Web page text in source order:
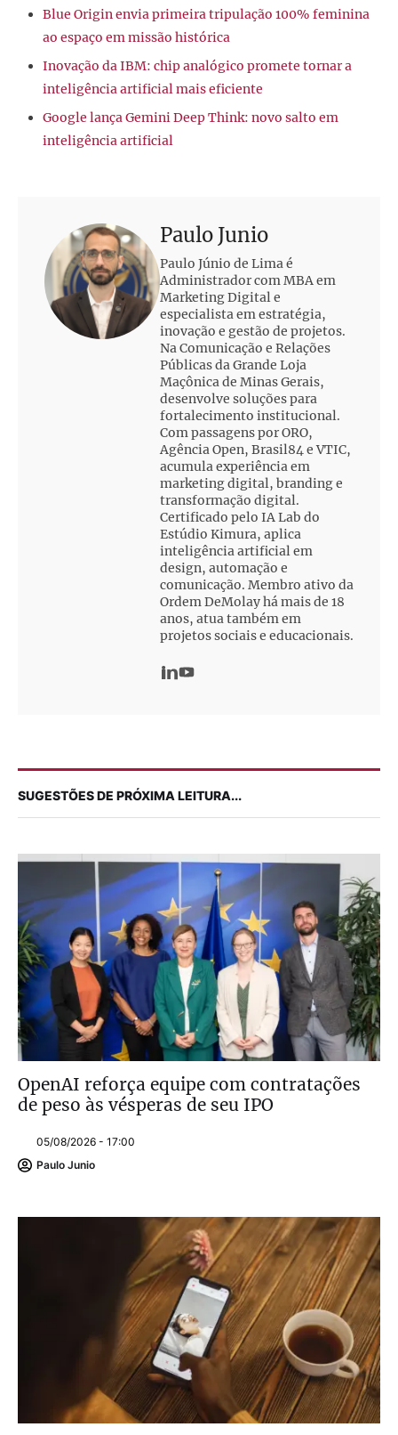
Blue Origin envia primeira tripulação 100% feminina
ao espaço em missão histórica
Inovação da IBM: chip analógico promete tornar a
inteligência artificial mais eficiente
Google lança Gemini Deep Think: novo salto em
inteligência artificial
Paulo Junio
Paulo Júnio de Lima é
Administrador com MBA em
Marketing Digital e
especialista em estratégia,
inovação e gestão de projetos.
Na Comunicação e Relações
Públicas da Grande Loja
Maçônica de Minas Gerais,
desenvolve soluções para
fortalecimento institucional.
Com passagens por ORO,
Agência Open, Brasil84 e VTIC,
acumula experiência em
marketing digital, branding e
transformação digital.
Certificado pelo IA Lab do
Estúdio Kimura, aplica
inteligência artificial em
design, automação e
comunicação. Membro ativo da
Ordem DeMolay há mais de 18
anos, atua também em
projetos sociais e educacionais.
SUGESTÕES DE PRÓXIMA LEITURA...
OpenAI reforça equipe com contratações
de peso às vésperas de seu IPO
05/08/2026 - 17:00
Paulo Junio